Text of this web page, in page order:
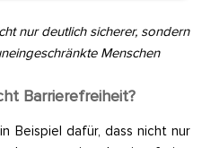
nur deutlich sicherer, sondern
Menschen
Barrierefreiheit?
Beispiel dafür, dass nicht nur